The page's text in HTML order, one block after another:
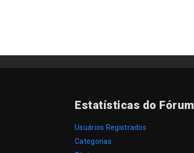
Estatísticas do Fórum
Usuários Registrados
Categorias